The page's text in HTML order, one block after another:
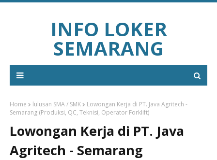
INFO LOKER
SEMARANG
Home lulusan SMA / SMK
Lowongan Kerja di PT. Java Agritech -
Semarang (Produksi, QC, Teknisi, Operator Forklift)
Lowongan Kerja di PT. Java
Agritech - Semarang